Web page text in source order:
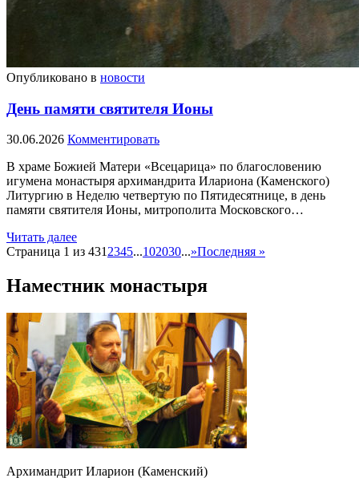
Опубликовано в новости
День памяти святителя Ионы
30.06.2026 Комментировать
В храме Божией Матери «Всецарица» по благословению
игумена монастыря архимандрита Илариона (Каменского)
Литургию в Неделю четвертую по Пятидесятнице, в день
памяти святителя Ионы, митрополита Московского…
Читать далее
Страница 1 из 431 2345...102030...»Последняя »
Наместник монастыря
Архимандрит Иларион (Каменский)